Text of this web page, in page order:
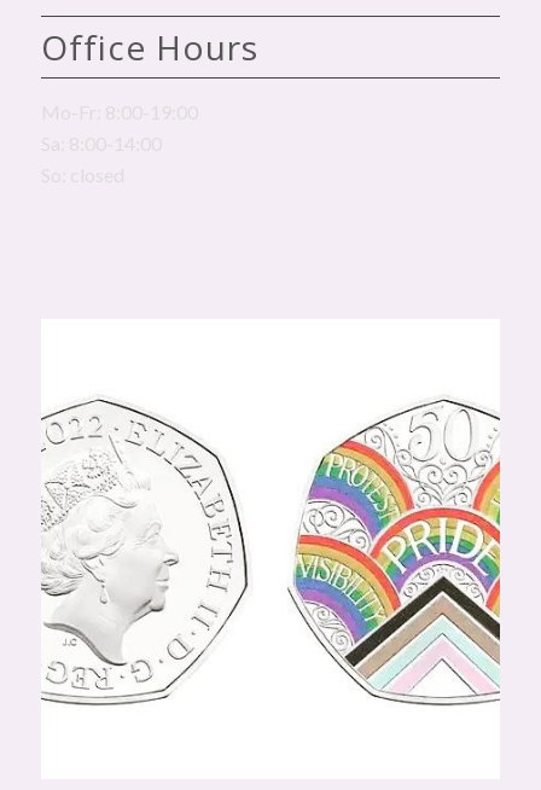
Office Hours
Mo-Fr: 8:00-19:00
Sa: 8:00-14:00
So: closed